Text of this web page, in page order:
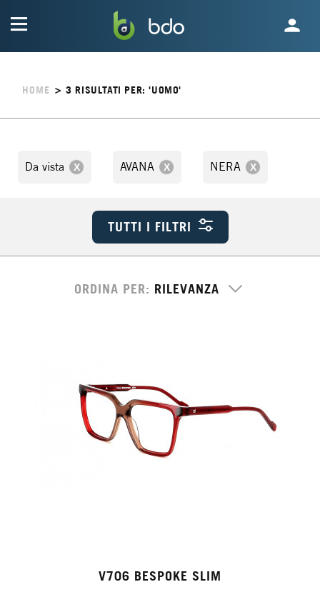
HOME > 3RISULTATI PER: 'UOMO'
Da vista AVANA NERA
TUTTI I FILTRI
ORDINA PER
V706 BESPOKE SLIM